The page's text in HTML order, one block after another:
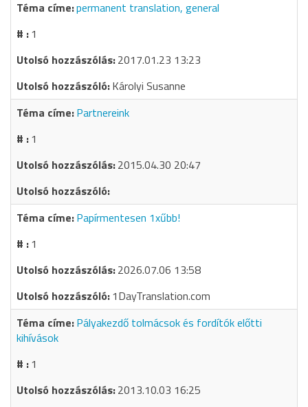
permanent translation, general
1
2017.01.23 13:23
Károlyi Susanne
Partnereink
1
2015.04.30 20:47
Papírmentesen 1xűbb!
1
2026.07.06 13:58
1DayTranslation.com
Pályakezdő tolmácsok és fordítók előtti
kihívások
1
2013.10.03 16:25